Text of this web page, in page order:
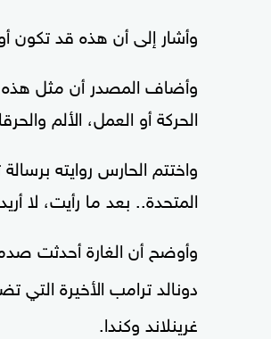
وأشار إلى أن هذه قد تكون
وأضاف المصدر أن مثل هذه
الحركة أو العمل، الألم
واختتم الحارس روايته
المتحدة.. بعد ما رأيت، لا
وأوضح أن الغارة أحدثت
دونالد ترامب الأخيرة التي
غرينلاند وكندا.